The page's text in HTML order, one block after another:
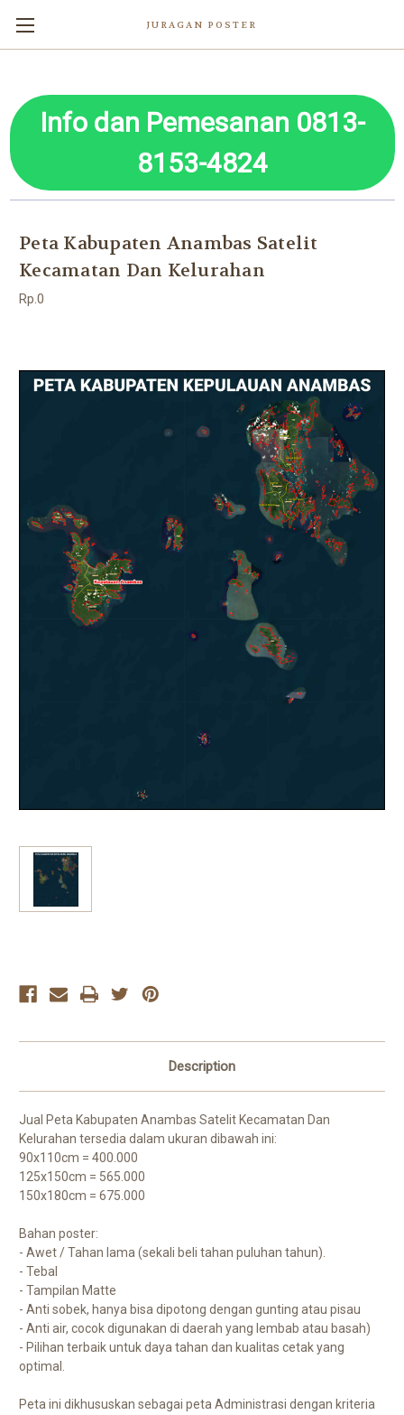
JURAGAN POSTER
Info dan Pemesanan 0813-
8153-4824
Peta Kabupaten Anambas Satelit
Kecamatan Dan Kelurahan
Rp.0
Description
Jual Peta Kabupaten Anambas Satelit Kecamatan Dan
Kelurahan tersedia dalam ukuran dibawah ini:
90x110cm = 400.000
125x150cm = 565.000
150x180cm = 675.000
Bahan poster:
- Awet / Tahan lama (sekali beli tahan puluhan tahun).
- Tebal
- Tampilan Matte
- Anti sobek, hanya bisa dipotong dengan gunting atau pisau
- Anti air, cocok digunakan di daerah yang lembab atau basah)
- Pilihan terbaik untuk daya tahan dan kualitas cetak yang
optimal.
Peta ini dikhususkan sebagai peta Administrasi dengan kriteria